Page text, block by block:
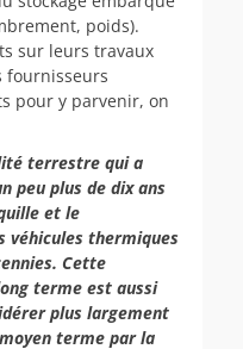
poids).
sur leurs travaux
fournisseurs
pour y parvenir, on
terrestre qui a
peu plus de dix ans
et le
véhicules thermiques
Cette
terme est aussi
plus largement
terme par la